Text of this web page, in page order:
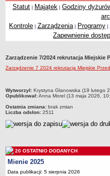
Zespoły Szkół
Techniczne Zakłady Naukowe
PRZEDSZKOLA
Przedszkola Miejskie
Zlikwidowane gimnazja
Wielofunkcyjna Placówka
SPECJALNE OŚRODKI SZKOLNO-
Specjalny Ośrodek nr 1
Specjalny Ośrodek nr 5
Dane podstawowe
Statut
Majątek
Statut | Majątek | Godziny
Kontrole | Zarządzenia | Programy |
Zapewnienie
Zarządzenie 7/2024 rekrutacja Miejskie
Zarządzenie 7 2024 rekrutacja Miejskie
metryczka
Wytworzył: Krystyna Glanowska (19 lutego
Opublikował:Anna Morel (13 maja 2026,
Ostatnia zmiana: brak zmian
Liczba odsłon: 2511
20 OSTATNIO DODANYCH
Mienie 2025
Data publikacji: 5 sierpnia 2026